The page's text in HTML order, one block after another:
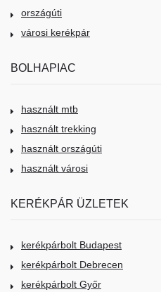
országúti
városi kerékpár
BOLHAPIAC
használt mtb
használt trekking
használt országúti
használt városi
KERÉKPÁR ÜZLETEK
kerékpárbolt Budapest
kerékpárbolt Debrecen
kerékpárbolt Győr